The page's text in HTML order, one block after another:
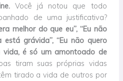
Você já notou que todo
de uma justificativa?
melhor do que eu”, “Eu não
está grávida”, “Eu não quero
vida, é só um amontoado de
tiram suas próprias vidas
tirado a vida de outros por